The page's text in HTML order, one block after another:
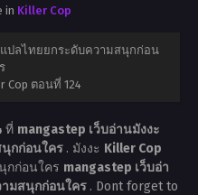
in Killer Cop
แปลไทยยกระดับความสนุกก่อน
Cop ตอนที่ 124
ที่ mangastep เว็บอ่านมังงะ
กก่อนใคร . มังงะ Killer Cop
กก่อนใคร mangastep เว็บอ่า
มสนุกก่อนใคร . Dont forget to